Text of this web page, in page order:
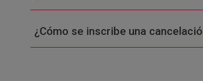
¿Cómo se inscribe una